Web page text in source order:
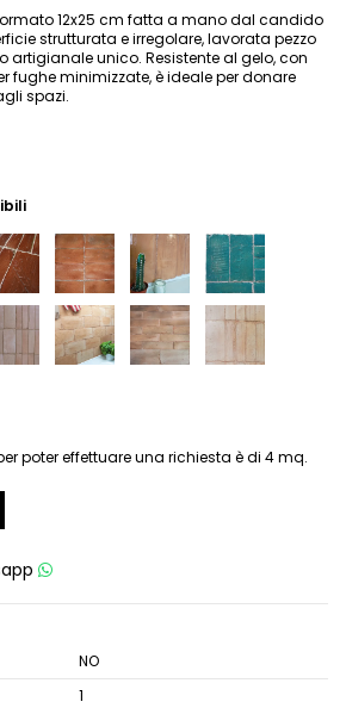
12x25 cm fatta a mano dal candido
strutturata e irregolare, lavorata pezzo
artigianale unico. Resistente al gelo, con
fughe minimizzate, è ideale per donare
spazi.
poter effettuare una richiesta è di 4 mq.
NO
1